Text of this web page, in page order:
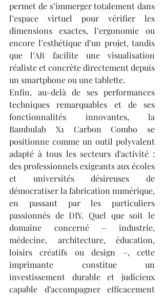
permet de s’immerger totalement dans
l’espace virtuel pour vérifier les
dimensions exactes, l’ergonomie ou
encore l’esthétique d’un projet, tandis
que l’AR facilite une visualisation
réaliste et concrète directement depuis
un smartphone ou une tablette.
Enfin, au-delà de ses performances
techniques remarquables et de ses
fonctionnalités innovantes, la
Bambulab X1 Carbon Combo se
positionne comme un outil polyvalent
adapté à tous les secteurs d'activité :
des professionnels exigeants aux écoles
et universités désireuses de
démocratiser la fabrication numérique,
en passant par les particuliers
passionnés de DIY. Quel que soit le
domaine concerné – industrie,
médecine, architecture, éducation,
loisirs créatifs ou design –, cette
imprimante constitue un
investissement durable et judicieux
capable d’accompagner efficacement